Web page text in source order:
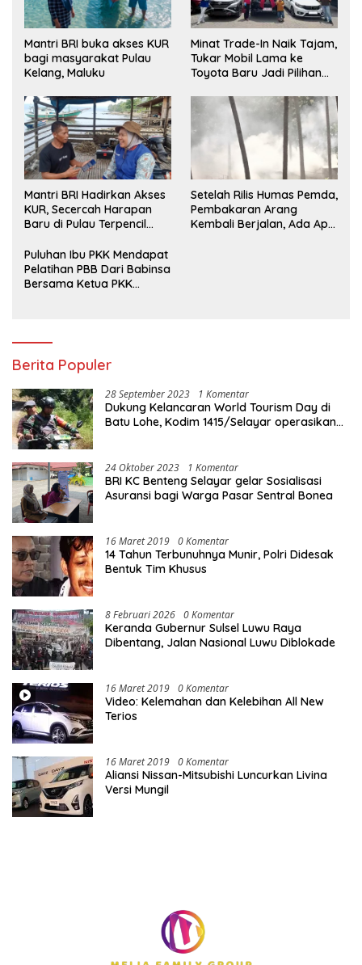
Mantri BRI buka akses KUR
bagi masyarakat Pulau
Kelang, Maluku
Minat Trade-In Naik Tajam,
Tukar Mobil Lama ke
Toyota Baru Jadi Pilihan
Mantri BRI Hadirkan Akses
KUR, Secercah Harapan
Baru di Pulau Terpencil
Setelah Rilis Humas Pemda,
Pembakaran Arang
Kembali Berjalan, Ada Apa
Puluhan Ibu PKK Mendapat
Pelatihan PBB Dari Babinsa
Bersama Ketua PKK
Berita Populer
28 September 2023 1 Komentar
Dukung Kelancaran World Tourism Day di
Batu Lohe, Kodim 1415/Selayar operasikan
24 Oktober 2023 1 Komentar
BRI KC Benteng Selayar gelar Sosialisasi
Asuransi bagi Warga Pasar Sentral Bonea
16 Maret 2019 0 Komentar
14 Tahun Terbunuhnya Munir, Polri Didesak
Bentuk Tim Khusus
8 Februari 2026 0 Komentar
Keranda Gubernur Sulsel Luwu Raya
Dibentang, Jalan Nasional Luwu Diblokade
16 Maret 2019 0 Komentar
Video: Kelemahan dan Kelebihan All New
Terios
16 Maret 2019 0 Komentar
Aliansi Nissan-Mitsubishi Luncurkan Livina
Versi Mungil